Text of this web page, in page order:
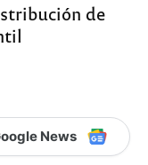
de
News